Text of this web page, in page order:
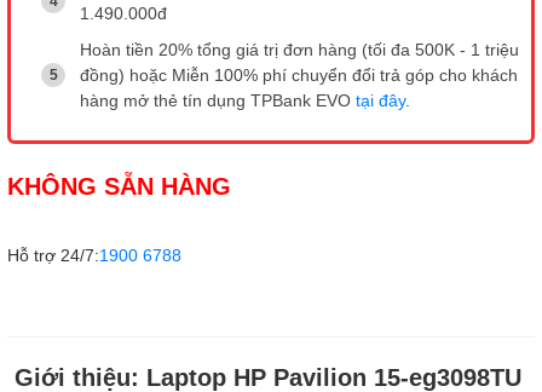
1.490.000đ
Hoàn tiền 20% tổng giá trị đơn hàng (tối đa 500K - 1 triệu
đồng) hoặc Miễn 100% phí chuyển đổi trả góp cho khách
hàng mở thẻ tín dụng TPBank EVO tại đây.
KHÔNG SẴN HÀNG
Hỗ trợ 24/7:1900 6788
Giới thiệu: Laptop HP Pavilion 15-eg3098TU